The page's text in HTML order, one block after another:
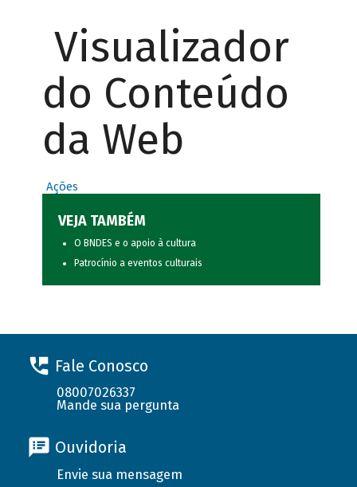
Visualizador
do Conteúdo
da Web
Ações
VEJA TAMBÉM
O BNDES e o apoio à cultura
Patrocínio a eventos culturais
Fale Conosco
08007026337
Mande sua pergunta
Ouvidoria
Envie sua mensagem